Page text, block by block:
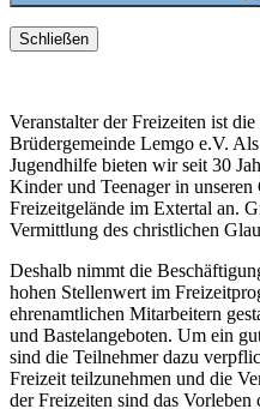
Schließen
Veranstalter der Freizeiten ist
Brüdergemeinde Lemgo e.V.
Jugendhilfe bieten wir seit 30
Kinder und Teenager in
Freizeitgelände im Extertal an.
Vermittlung des christlichen
Deshalb nimmt die
hohen Stellenwert im
ehrenamtlichen Mitarbeitern
und Bastelangeboten. Um ein
sind die Teilnehmer dazu
Freizeit teilzunehmen und die
der Freizeiten sind das